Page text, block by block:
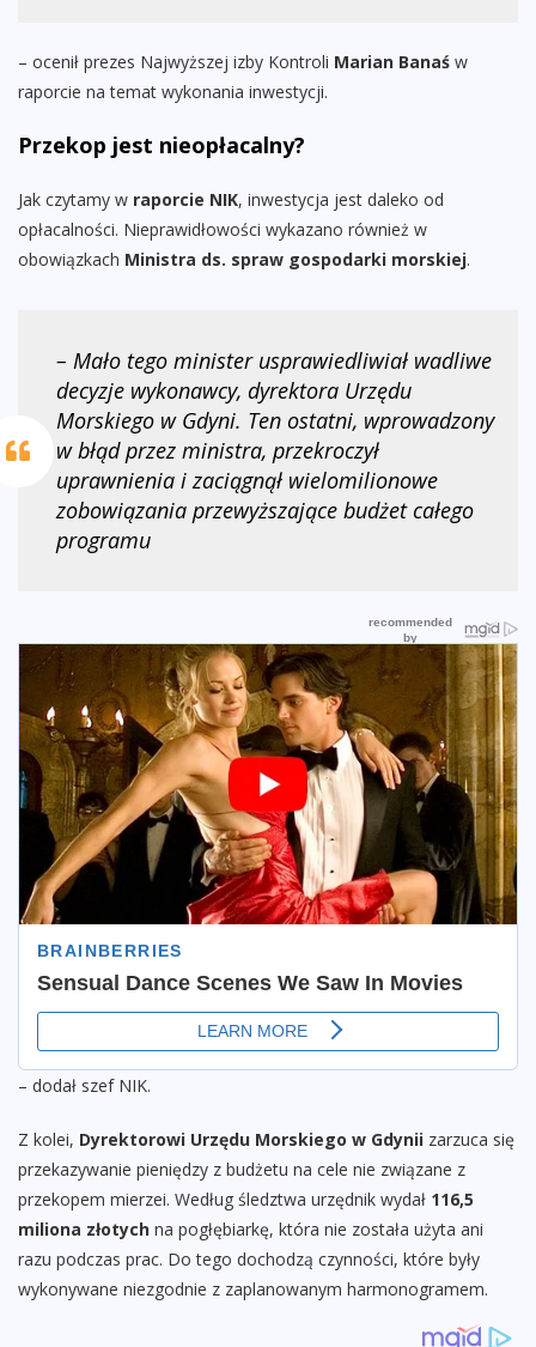
– ocenił prezes Najwyższej izby Kontroli Marian Banaś w
raporcie na temat wykonania inwestycji.
Przekop jest nieopłacalny?
Jak czytamy w raporcie NIK, inwestycja jest daleko od
opłacalności. Nieprawidłowości wykazano również w
obowiązkach Ministra ds. spraw gospodarki morskiej.
– Mało tego minister usprawiedliwiał wadliwe
decyzje wykonawcy, dyrektora Urzędu
Morskiego w Gdyni. Ten ostatni, wprowadzony
w błąd przez ministra, przekroczył
uprawnienia i zaciągnął wielomilionowe
zobowiązania przewyższające budżet całego
programu
– dodał szef NIK.
Z kolei, Dyrektorowi Urzędu Morskiego w Gdynii zarzuca się
przekazywanie pieniędzy z budżetu na cele nie związane z
przekopem mierzei. Według śledztwa urzędnik wydał 116,5
miliona złotych na pogłębiarkę, która nie została użyta ani
razu podczas prac. Do tego dochodzą czynności, które były
wykonywane niezgodnie z zaplanowanym harmonogramem.